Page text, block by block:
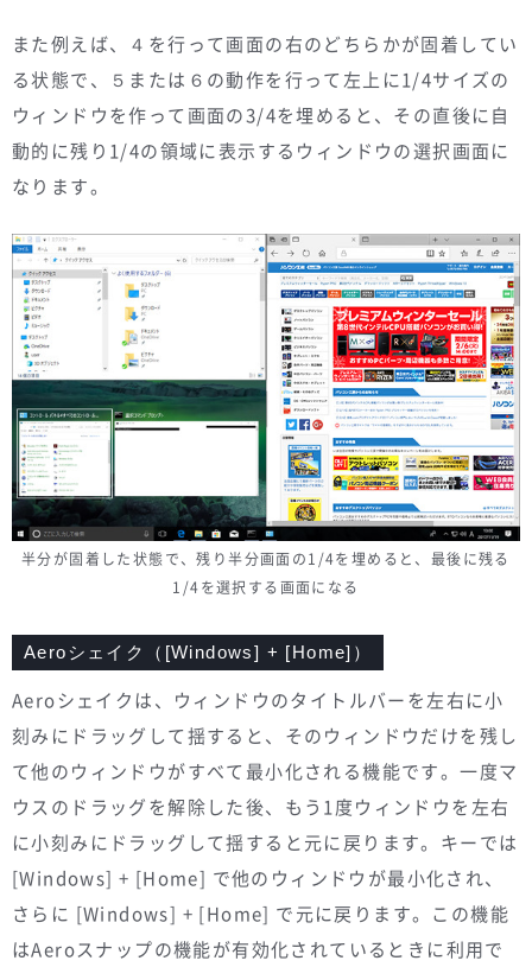
また例えば、４を行って画面の右のどちらかが固着してい
る状態で、５または６の動作を行って左上に1/4サイズの
ウィンドウを作って画面の3/4を埋めると、その直後に自
動的に残り1/4の領域に表示するウィンドウの選択画面に
なります。
半分が固着した状態で、残り半分画面の1/4を埋めると、最後に残る
1/4を選択する画面になる
Aeroシェイク（[Windows] + [Home]）
Aeroシェイクは、ウィンドウのタイトルバーを左右に小
刻みにドラッグして揺すると、そのウィンドウだけを残し
て他のウィンドウがすべて最小化される機能です。一度マ
ウスのドラッグを解除した後、もう1度ウィンドウを左右
に小刻みにドラッグして揺すると元に戻ります。キーでは
[Windows] + [Home] で他のウィンドウが最小化され、
さらに [Windows] + [Home] で元に戻ります。この機能
はAeroスナップの機能が有効化されているときに利用で